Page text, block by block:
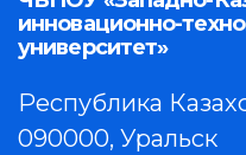
инновационно-
университет»
Республика
090000, Уральск